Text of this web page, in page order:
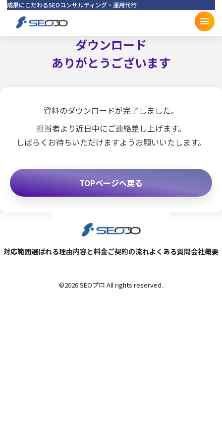
SEOプロ
成果にこだわるSEOコンサルティング・運用代行
ダウンロード
ありがとうございます
資料のダウンロードが完了しました。
担当者より近日中にご連絡差し上げます。
しばらくお待ちいただけますようお願いいたします。
TOPページへ戻る
対応範囲選ばれる理由内容と料金ご契約の流れよくある質問会社概要
©2026 SEOプロ All rights reserved.